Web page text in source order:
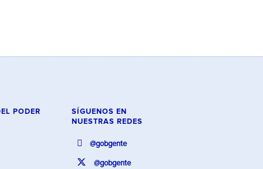
PODER
SÍGUENOS EN
NUESTRAS REDES
@gobgente
@gobgente